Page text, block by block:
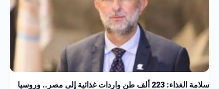
سلامة الغذاء: 223 ألف طن واردات غذائية إلى مصر.. وروسيا